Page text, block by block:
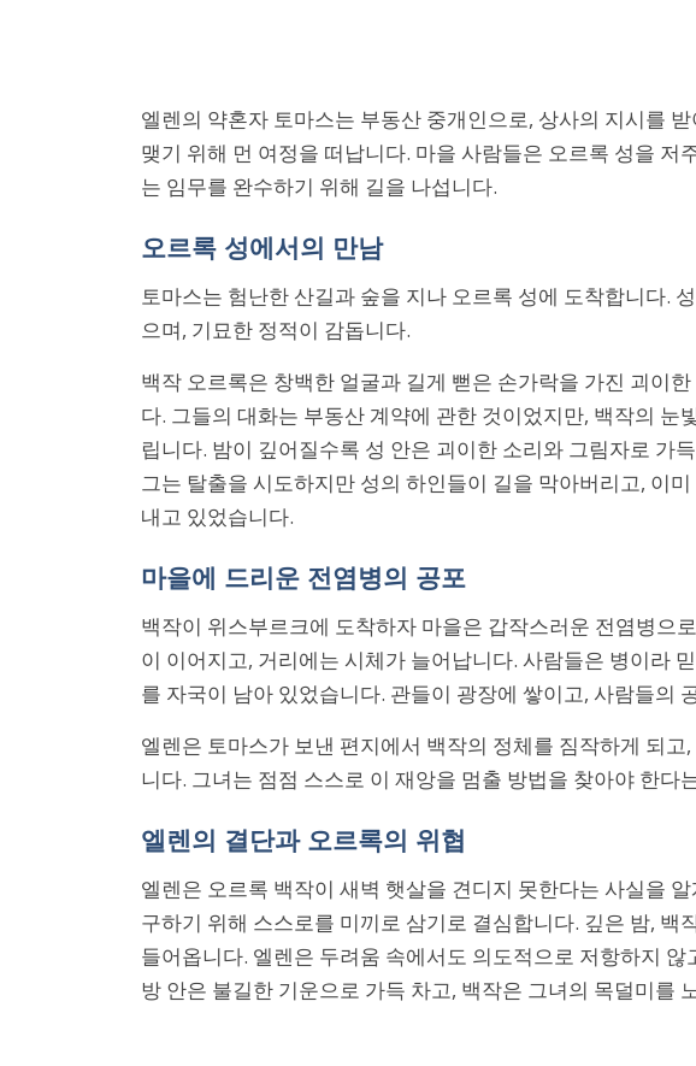
엘렌의 약혼자 토마스는 부동산 중개인으로, 상사의 지시를
맺기 위해 먼 여정을 떠납니다. 마을 사람들은 오르록 성을 저
는 임무를 완수하기 위해 길을 나섭니다.
오르록 성에서의 만남
토마스는 험난한 산길과 숲을 지나 오르록 성에 도착합니다.
으며, 기묘한 정적이 감돕니다.
백작 오르록은 창백한 얼굴과 길게 뻗은 손가락을 가진 괴이
다. 그들의 대화는 부동산 계약에 관한 것이었지만, 백작의 눈
립니다. 밤이 깊어질수록 성 안은 괴이한 소리와 그림자로 가
그는 탈출을 시도하지만 성의 하인들이 길을 막아버리고, 이
내고 있었습니다.
마을에 드리운 전염병의 공포
백작이 위스부르크에 도착하자 마을은 갑작스러운 전염병으
이 이어지고, 거리에는 시체가 늘어납니다. 사람들은 병이라
를 자국이 남아 있었습니다. 관들이 광장에 쌓이고, 사람들의
엘렌은 토마스가 보낸 편지에서 백작의 정체를 짐작하게 되
니다. 그녀는 점점 스스로 이 재앙을 멈출 방법을 찾아야 한다
엘렌의 결단과 오르록의 위협
엘렌은 오르록 백작이 새벽 햇살을 견디지 못한다는 사실을
구하기 위해 스스로를 미끼로 삼기로 결심합니다. 깊은 밤, 백
들어옵니다. 엘렌은 두려움 속에서도 의도적으로 저항하지
방 안은 불길한 기운으로 가득 차고, 백작은 그녀의 목덜미를